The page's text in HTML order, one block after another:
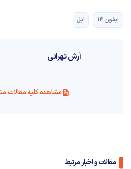
آیفون 14 اپل
آرش تهرانی
مشاهده کلیه مقالات
مقالات و اخبار مرتبط